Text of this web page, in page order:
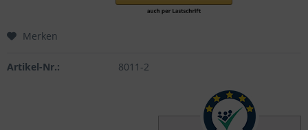
Merken
Artikel-Nr.: 8011-2